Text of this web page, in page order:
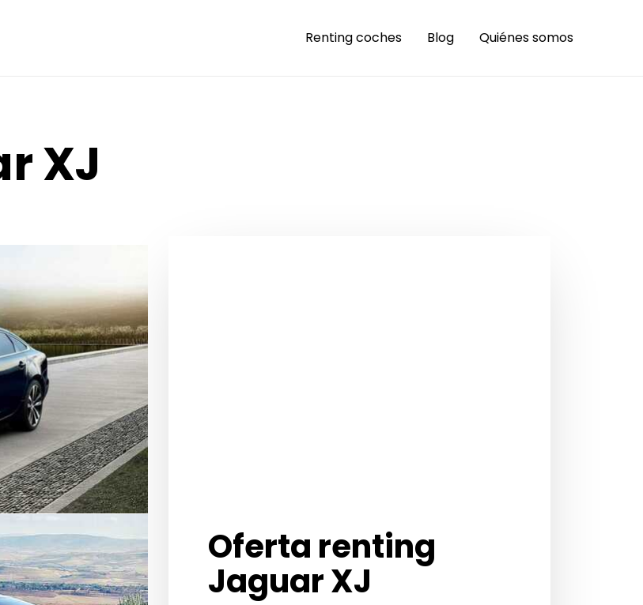
Renting coches Blog Quiénes somos
XJ
Oferta renting
Jaguar XJ